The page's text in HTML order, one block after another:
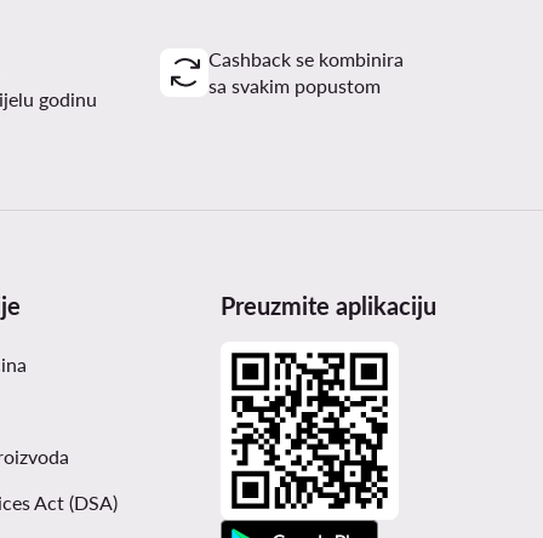
godinu
Cashback se kombinira
sa svakim popustom
Act (DSA)
Preuzmite aplikaciju